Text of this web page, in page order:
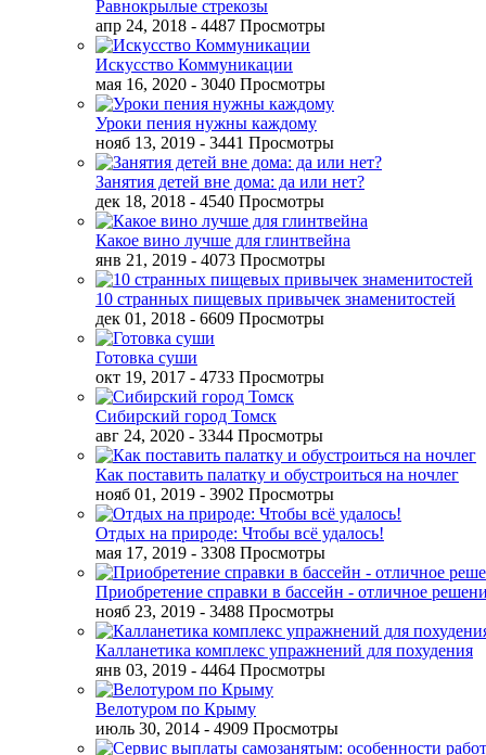
Равнокрылые стрекозы
апр 24, 2018 - 4487 Просмотры
Искусство Коммуникации
мая 16, 2020 - 3040 Просмотры
Уроки пения нужны каждому
нояб 13, 2019 - 3441 Просмотры
Занятия детей вне дома: да или нет?
дек 18, 2018 - 4540 Просмотры
Какое вино лучше для глинтвейна
янв 21, 2019 - 4073 Просмотры
10 странных пищевых привычек знаменитостей
дек 01, 2018 - 6609 Просмотры
Готовка суши
окт 19, 2017 - 4733 Просмотры
Сибирский город Томск
авг 24, 2020 - 3344 Просмотры
Как поставить палатку и обустроиться на ночлег
нояб 01, 2019 - 3902 Просмотры
Отдых на природе: Чтобы всё удалось!
мая 17, 2019 - 3308 Просмотры
Приобретение справки в бассейн - отличное
нояб 23, 2019 - 3488 Просмотры
Калланетика комплекс упражнений для похудения
янв 03, 2019 - 4464 Просмотры
Велотуром по Крыму
июль 30, 2014 - 4909 Просмотры